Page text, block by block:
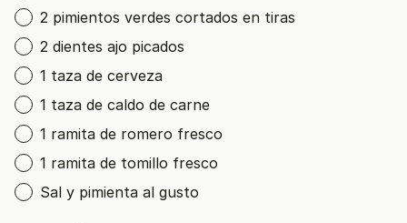
2 pimientos verdes cortados en tiras
2 dientes ajo picados
1 taza de cerveza
1 taza de caldo de carne
1 ramita de romero fresco
1 ramita de tomillo fresco
Sal y pimienta al gusto